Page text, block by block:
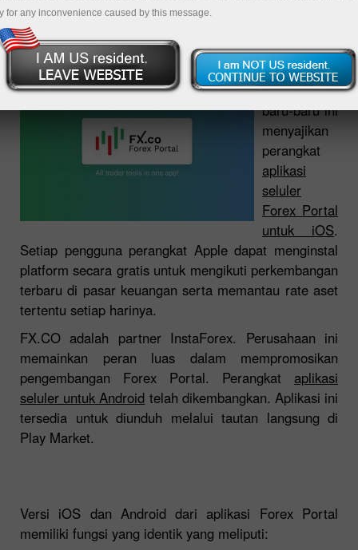
26.08.2021 12:28 PM
Situs web
analitis fx.co
baru-baru ini
menyajikan
perangkat
aplikasi
seluler
Forex Portal
untuk iOS.
Setiap pengguna perangkat Apple dapat menginstal
platform secara gratis untuk mengikuti perkembangan
terbaru di pasar keuangan serta memantau rate aset
tertentu setiap harinya.
FX.CO adalah partner InstaForex. Perusahaan ini
memainkan peran luas dalam mempromosikan
pengembangan Forex Portal. Perangkat aplikasi
seluler untuk Android telah dikembangkan. Aplikasi ini
tersedia untuk diunduh melalui tautan langsung di
Play Market.
Versi iOS dan Android dari aplikasi Forex Portal
memiliki fungsi yang identik yang meliputi:
for any inconvenience caused by this message.